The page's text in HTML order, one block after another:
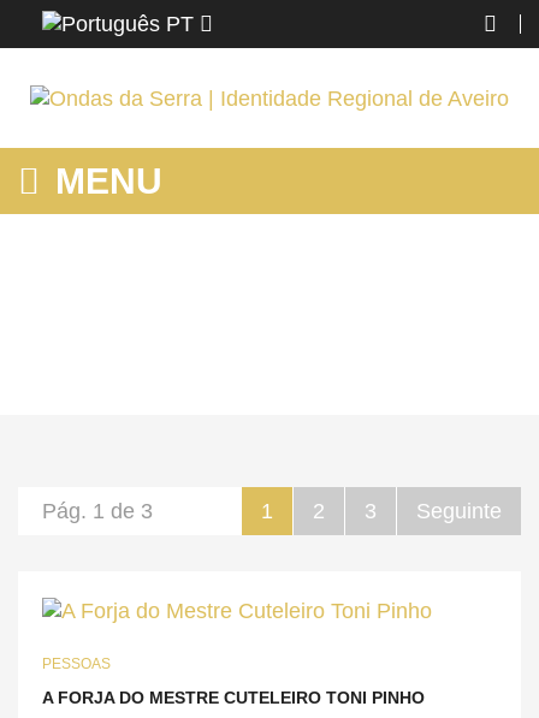
PT
MENU
1 2 3 Seguinte
Pág. 1 de 3
PESSOAS
A FORJA DO MESTRE CUTELEIRO TONI PINHO